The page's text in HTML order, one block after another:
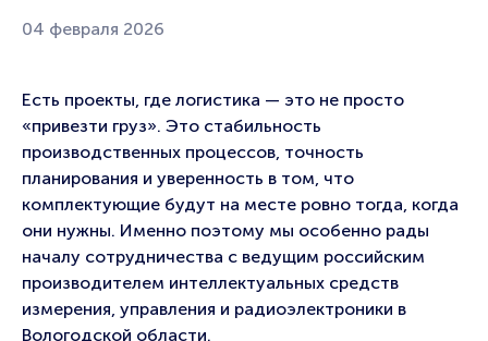
04 февраля 2026
Есть проекты, где логистика — это не просто
«привезти груз». Это стабильность
производственных процессов, точность
планирования и уверенность в том, что
комплектующие будут на месте ровно тогда, когда
они нужны. Именно поэтому мы особенно рады
началу сотрудничества с ведущим российским
производителем интеллектуальных средств
измерения, управления и радиоэлектроники в
Вологодской области.